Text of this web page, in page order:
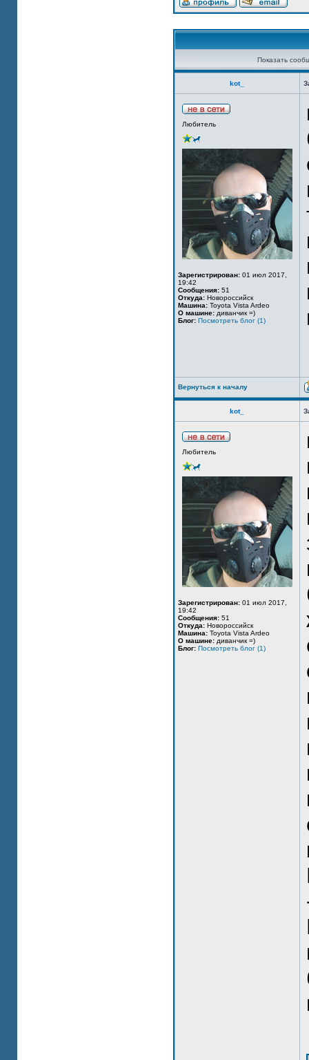
Показать
kot_
Любитель
Зарегистрирован: 01 июл 2017,
19:42
Сообщения: 51
Откуда: Новороссийск
Машина: Toyota Vista Ardeo
О машине: диванчик =)
Блог: Посмотреть блог (1)
Вернуться к началу
kot_
Любитель
Зарегистрирован: 01 июл 2017,
19:42
Сообщения: 51
Откуда: Новороссийск
Машина: Toyota Vista Ardeo
О машине: диванчик =)
Блог: Посмотреть блог (1)